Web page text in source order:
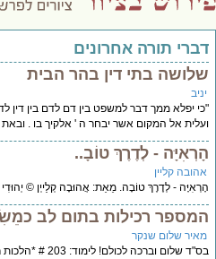
דברי תורה אחרונים
שלושה בתי דין בהר הבית
יניב
"כי יפלא ממך דבר למשפט בין דם לדם בין דין
ועלית אל המקום אשר יבחר ה ' אלקיך בו .
הָרְאִיָּה - לְדֶרֶךְ טוֹבָ..
אהובה קליין
הָרְאִיָּה - לְדֶרֶךְ טוֹבָה. מֵאֵת: אֲהוּבָה קְלַייְן ©
המספר רכילות בתום לב
מאיר שלום שנקר
בס"ד שלום וברכה